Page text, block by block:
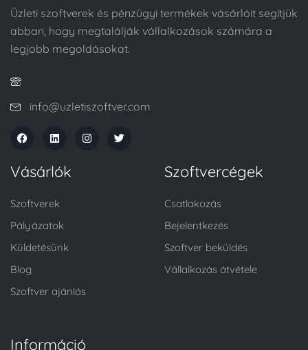
Üzleti szoftverek és pénzügyi termékek vásárlóit segítjük
abban, hogy megtalálják vállalkozások számára a
legjobb megoldásokat.
info@uzletiszoftver.com
Vásárlók
Szoftverek
Pályázatok
Küldetésünk
Blog
Szoftver ajánlás
Szoftvercégek
Csatlakozás
Bejelentkezés
Szoftver beküldés
Vállalkozás átvétele
Információ